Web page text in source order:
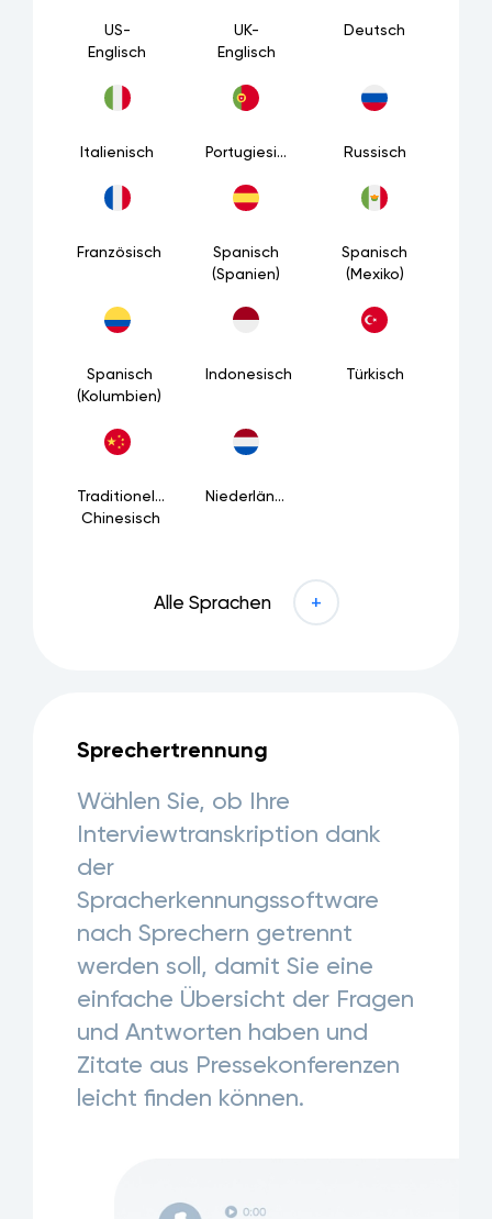
US-
Englisch
UK-
Englisch
Deutsch
Italienisch Portugiesisch Russisch
Französisch
Spanisch
(Spanien)
Spanisch
(Mexiko)
Spanisch
(Kolumbien)
Indonesisch Türkisch
Traditionelles
Chinesisch
Niederländisch
Alle Sprachen
Sprechertrennung
Wählen Sie, ob Ihre
Interviewtranskription dank
der
Spracherkennungssoftware
nach Sprechern getrennt
werden soll, damit Sie eine
einfache Übersicht der Fragen
und Antworten haben und
Zitate aus Pressekonferenzen
leicht finden können.